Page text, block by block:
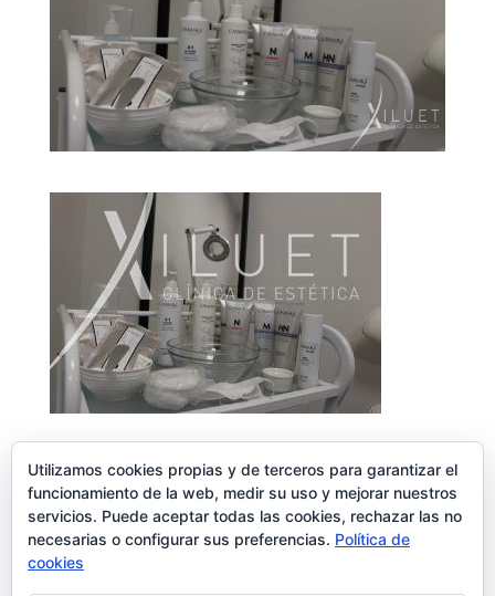
Enviar comentario
Lo siento, debes estar
Utilizamos cookies propias y de terceros para garantizar el
funcionamiento de la web, medir su uso y mejorar nuestros
servicios. Puede aceptar todas las cookies, rechazar las no
necesarias o configurar sus preferencias. Política de
cookies